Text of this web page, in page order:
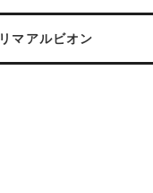
マアルビオン